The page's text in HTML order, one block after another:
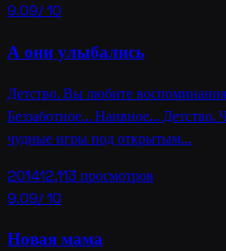
9.09/ 10
А они улыбались
Детство. Вы любите
Беззаботное… Наивное… Детство.
чудные игры под открытым…
201412,113 просмотров
9.09/ 10
Новая мама